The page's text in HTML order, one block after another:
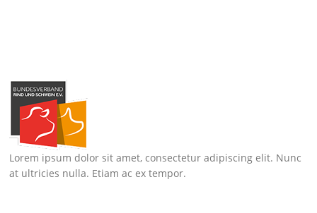
Lorem ipsum dolor sit amet, consectetur adipiscing elit. Nunc
at ultricies nulla. Etiam ac ex tempor.